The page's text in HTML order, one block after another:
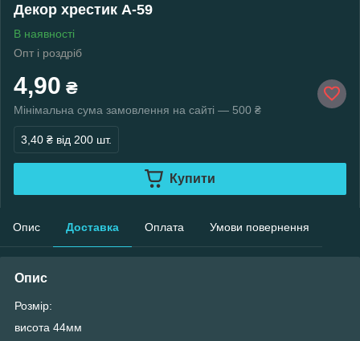
Декор хрестик A-59
В наявності
Опт і роздріб
4,90 ₴
Мінімальна сума замовлення на сайті — 500 ₴
3,40 ₴ від 200 шт.
Купити
Опис Доставка Оплата Умови повернення
Опис
Розмір:
висота 44мм